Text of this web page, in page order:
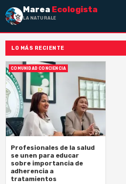
Marea Ecologista
LA NATURALEZA
LO MÁS RECIENTE
COMUNIDAD CONCIENCIA
Profesionales de la salud
se unen para educar
sobre importancia de
adherencia a
tratamientos